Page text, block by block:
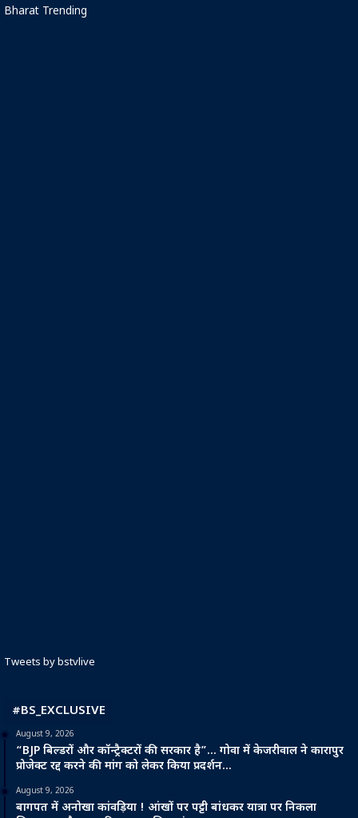
Bharat Trending
Tweets by bstvlive
#BS_EXCLUSIVE
August 9, 2026
“BJP बिल्डरों और कॉन्ट्रैक्टरों की सरकार है”… गोवा में केजरीवाल ने कारापुर
प्रोजेक्ट रद्द करने की मांग को लेकर किया प्रदर्शन…
August 9, 2026
बागपत में अनोखा कांवड़िया ! आंखों पर पट्टी बांधकर यात्रा पर निकला